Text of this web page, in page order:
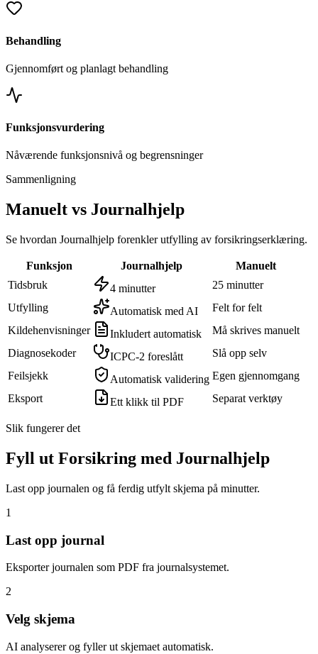
Behandling
Gjennomført og planlagt behandling
Funksjonsvurdering
Nåværende funksjonsnivå og begrensninger
Sammenligning
Manuelt vs Journalhjelp
Se hvordan Journalhjelp forenkler utfylling av forsikringserklæring.
Funksjon Journalhjelp
Manuelt
Tidsbruk
4 minutter
25 minutter
Utfylling
Automatisk med AI
Felt for felt
Kildehenvisninger
Inkludert automatisk
Må skrives manuelt
Diagnosekoder
ICPC-2 foreslått
Slå opp selv
Feilsjekk
Automatisk validering Egen gjennomgang
Eksport
Ett klikk til PDF Separat verktøy
Slik fungerer det
Fyll ut Forsikring med Journalhjelp
Last opp journalen og få ferdig utfylt skjema på minutter.
1
Last opp journal
Eksporter journalen som PDF fra journalsystemet.
2
Velg skjema
AI analyserer og fyller ut skjemaet automatisk.